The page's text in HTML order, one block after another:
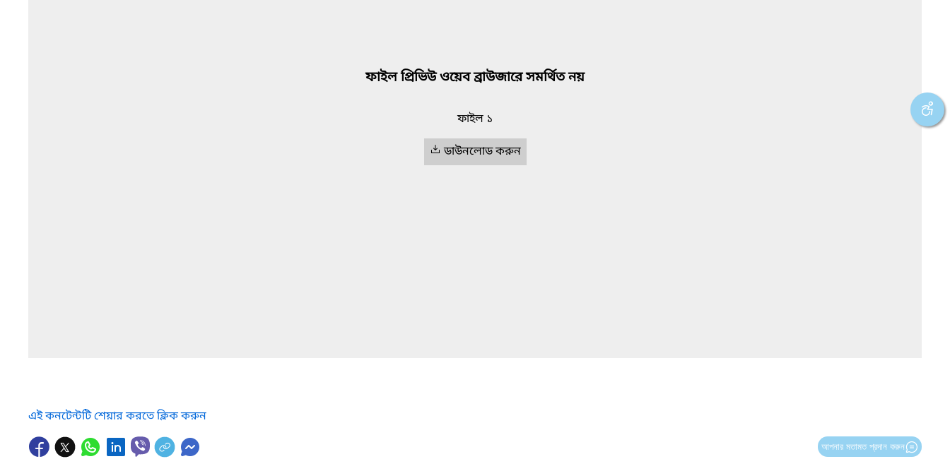
ফাইল প্রিভিউ ওয়েব ব্রাউজারে সমর্থিত নয়
ফাইল ১
ডাউনলোড করুন
এই কনটেন্টটি শেয়ার করতে ক্লিক করুন
আপনার মতামত প্রদান করুন